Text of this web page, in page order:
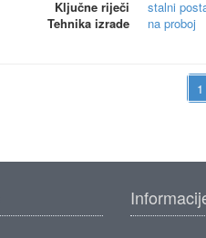
Ključne riječi
stalni
Tehnika izrade
na proboj